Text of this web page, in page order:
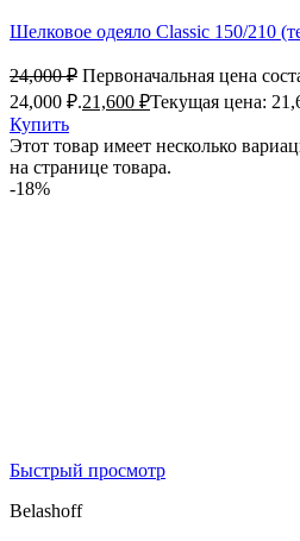
Шелковое одеяло Classic 150/210
24,000₽ Первоначальная цена
24,000 ₽.21,600 ₽Текущая цена:
Купить
Этот товар имеет несколько
на странице товара.
-18%
Быстрый просмотр
Belashoff